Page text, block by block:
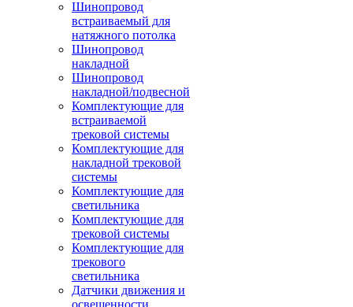
Шинопровод
встраиваемый для
натяжного потолка
Шинопровод
накладной
Шинопровод
накладной/подвесной
Комплектующие для
встраиваемой
трековой системы
Комплектующие для
накладной трековой
системы
Комплектующие для
светильника
Комплектующие для
трековой системы
Комплектующие для
трекового
светильника
Датчики движения и
освещенности